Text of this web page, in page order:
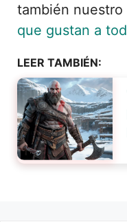
también
que gustan a
LEER TAMBIÉN: